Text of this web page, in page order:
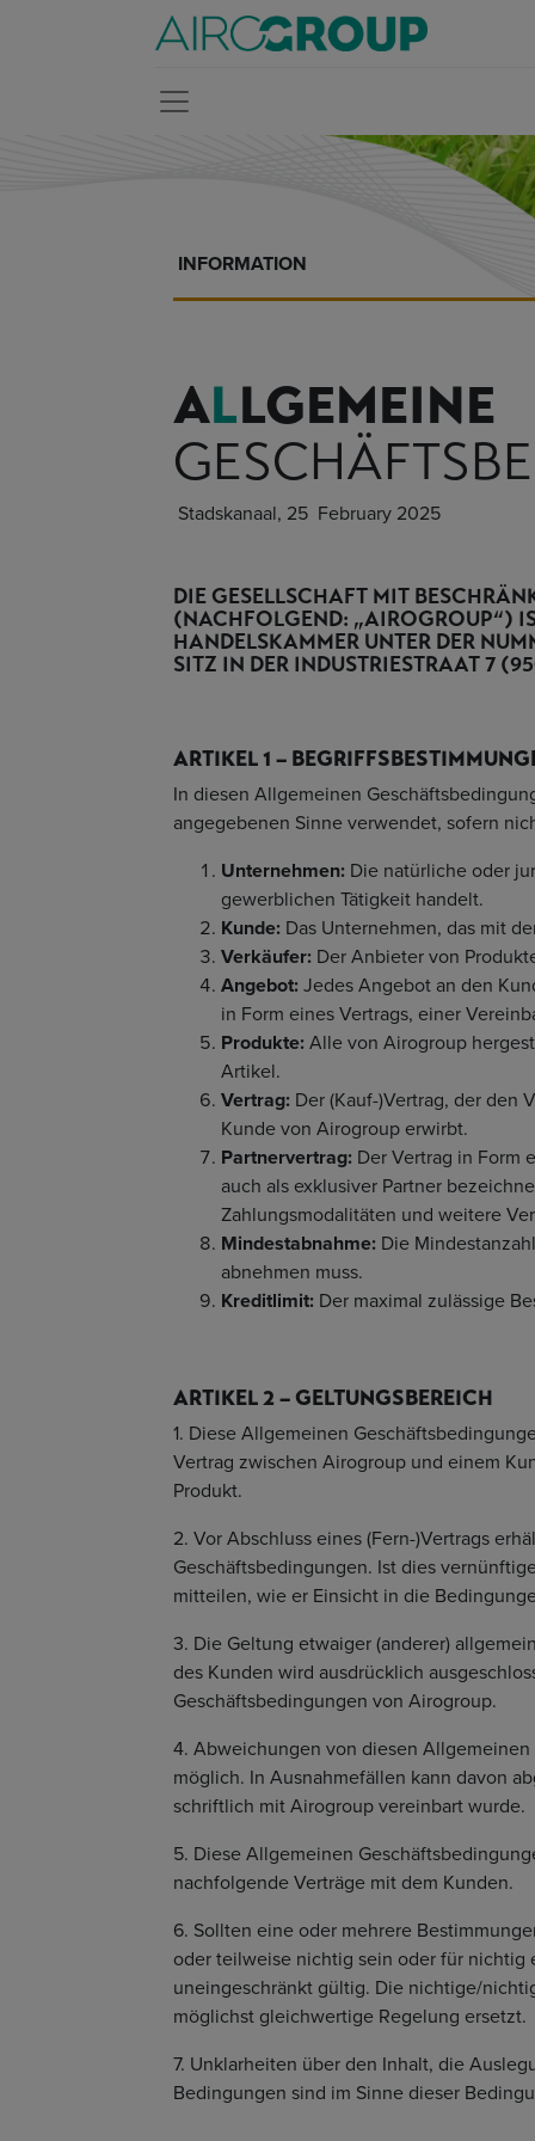
INFORMATION
ALLGEMEINE
Stadskanaal, 25 February 2025
DIE GESELLSCHAFT MIT
(NACHFOLGEND: „AIROGROUP“)
HANDELSKAMMER UNTER DER
SITZ IN DER INDUSTRIESTRAAT 7
ARTIKEL 1 –
In diesen Allgemeinen
angegebenen Sinne verwendet, sofern
Unternehmen: Die natürliche oder
gewerblichen Tätigkeit handelt.
Kunde: Das Unternehmen, das mit
Verkäufer: Der Anbieter von
Angebot:Jedes Angebot an den
in Form eines Vertrags, einer
Produkte:Alle von Airogroup
Artikel.
Vertrag: Der (Kauf-)Vertrag, der den
Kunde von Airogroup erwirbt.
Partnervertrag: Der Vertrag in Form
auch als exklusiver Partner
Zahlungsmodalitäten und weitere
Mindestabnahme: Die
abnehmen muss.
Kreditlimit: Der maximal zulässige
ARTIKEL 2 – GELTUNGSBEREICH
1. Diese Allgemeinen
Vertrag zwischen Airogroup und einem
Produkt.
2. Vor Abschluss eines (Fern-)Vertrags
Geschäftsbedingungen. Ist dies
mitteilen, wie er Einsicht in die
3. Die Geltung etwaiger (anderer)
des Kunden wird ausdrücklich
Geschäftsbedingungen von Airogroup.
4. Abweichungen von diesen
möglich. In Ausnahmefällen kann davon
schriftlich mit Airogroup vereinbart wurde.
5. Diese Allgemeinen
nachfolgende Verträge mit dem Kunden.
6. Sollten eine oder mehrere
oder teilweise nichtig sein oder für
uneingeschränkt gültig. Die nichtige/
möglichst gleichwertige Regelung ersetzt.
7. Unklarheiten über den Inhalt, die
Bedingungen sind im Sinne dieser